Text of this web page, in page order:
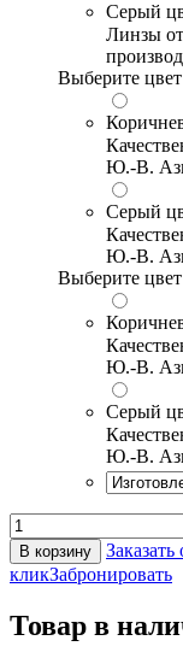
Серый
Линзы
Выберите цвет
Ю.-В.
Серый
Ю.-В.
Выберите цвет
Ю.-В.
Серый
Ю.-В.
В корзину
кликЗабронировать
Товар в